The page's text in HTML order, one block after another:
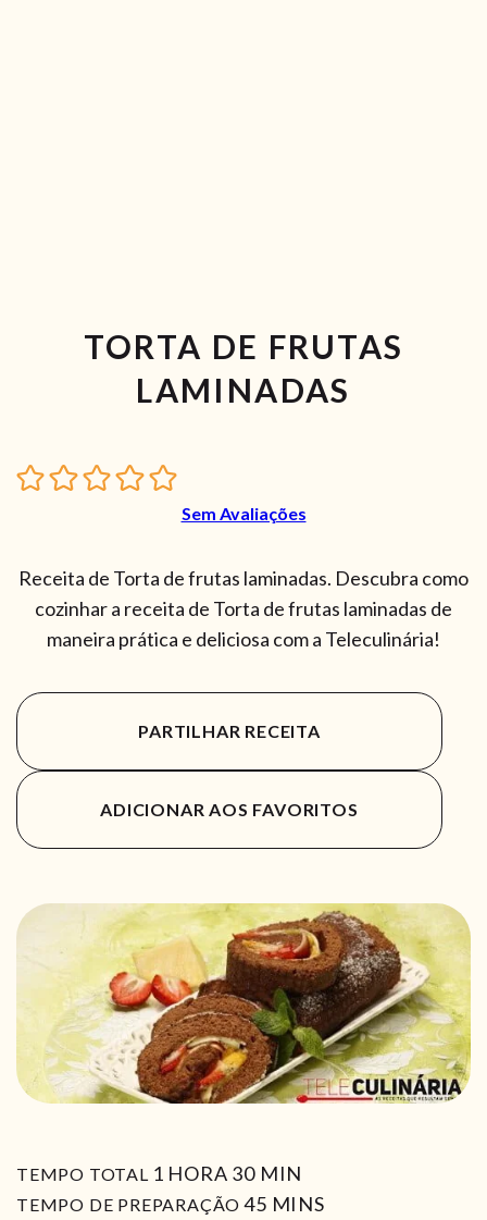
TORTA DE FRUTAS
LAMINADAS
Sem Avaliações
Receita de Torta de frutas laminadas. Descubra como
cozinhar a receita de Torta de frutas laminadas de
maneira prática e deliciosa com a Teleculinária!
PARTILHAR RECEITA
ADICIONAR AOS FAVORITOS
TEMPO TOTAL 1 HORA
HORA 30MIN
MIN
TEMPO DE PREPARAÇÃO 45MIN
MINS